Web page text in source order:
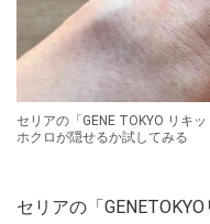
セリアの「GENE TOKYO リキ
ホクロが隠せるか試してみる
セリアの「